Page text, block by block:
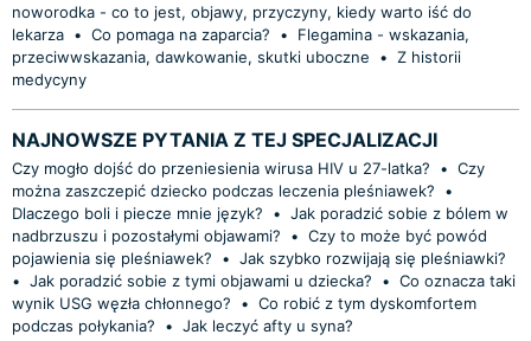
noworodka - co to jest, objawy, przyczyny, kiedy warto iść do
lekarza • Co pomaga na zaparcia? •
Flegamina - wskazania,
przeciwwskazania, dawkowanie, skutki uboczne
• Z historii
medycyny
NAJNOWSZE PYTANIA Z TEJ SPECJALIZACJI
Czy mogło dojść do przeniesienia wirusa HIV u 27-latka? • Czy
można zaszczepić dziecko podczas leczenia pleśniawek?
•
Dlaczego boli i piecze mnie język?
• Jak poradzić sobie z bólem w
nadbrzuszu i pozostałymi objawami?
• Czy to może być powód
pojawienia się pleśniawek?
• Jak szybko rozwijają się pleśniawki?
• Jak poradzić sobie z tymi objawami u dziecka? • Co oznacza taki
wynik USG węzła chłonnego?
• Co robić z tym dyskomfortem
podczas połykania?
• Jak leczyć afty u syna?